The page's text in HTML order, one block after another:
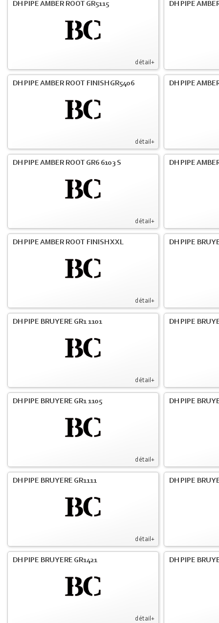
détail+
DH PIPE AMBER ROOT GR5115 DH PIPE
détail+
DH PIPE AMBER ROOT FINISH GR5406 DH PIPE
détail+
DH PIPE AMBER ROOT GR6 6103 S DH PIPE
détail+
DH PIPE AMBER ROOT FINISH XXL DH PIPE
détail+
DH PIPE BRUYERE GR1 1101 DH PIPE
détail+
DH PIPE BRUYERE GR1 1105 DH PIPE
détail+
DH PIPE BRUYERE GR1111 DH PIPE
détail+
DH PIPE BRUYERE GR1421 DH PIPE